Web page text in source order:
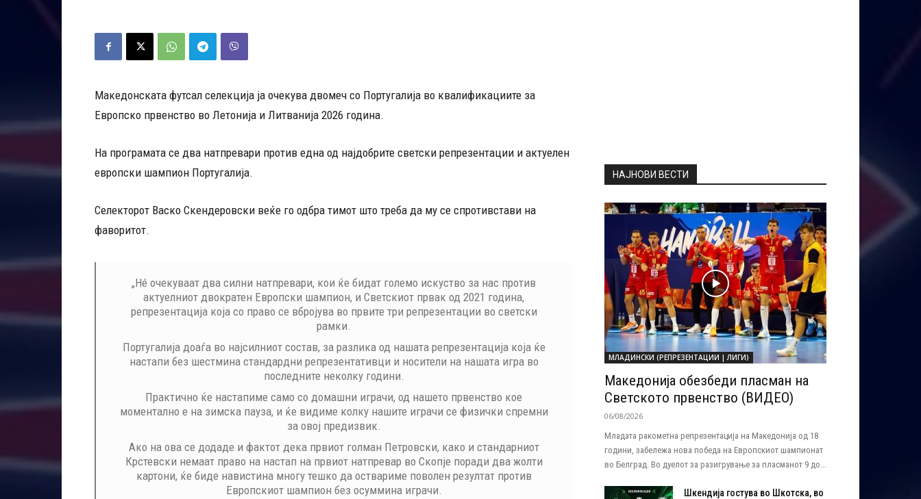
Македонската футсал селекција ја очекува двомеч со Португалија во квалификациите за
Европско првенство во Летонија и Литванија 2026 година.
На програмата се два натпревари против една од најдобрите светски репрезентации и актуелен
европски шампион Португалија.
Селекторот Васко Скендеровски веќе го одбра тимот што треба да му се спротивстави на
фаворитот.
„Нé очекуваат два силни натпревари, кои ќе бидат големо искуство за нас против
актуелниот двократен Европски шампион, и Светскиот првак од 2021 година,
репрезентација која со право се вбројува во првите три репрезентации во светски
рамки.
Португалија доаѓа во најсилниот состав, за разлика од нашата репрезентација која ќе
настапи без шестмина стандардни репрезентативци и носители на нашата игра во
последните неколку години.
Практично ќе настапиме само со домашни играчи, од нашето првенство кое
моментално е на зимска пауза, и ќе видиме колку нашите играчи се физички спремни
за овој предизвик.
Ако на ова се додаде и фактот дека првиот голман Петровски, како и стандарниот
Крстевски немаат право на настап на првиот натпревар во Скопје поради два жолти
картони, ќе биде навистина многу тешко да оствариме поволен резултат против
Европскиот шампион без осуммина играчи.
НАЈНОВИ ВЕСТИ
МЛАДИНСКИ (РЕПРЕЗЕНТАЦИИ | ЛИГИ)
Македонија обезбеди пласман на
Светското првенство (ВИДЕО)
06/08/2026
Младата ракометна репрезентација на Македонија од 18
години, забележа нова победа на Европскиот шампионат
во Белград. Во дуелот за разигрување за пласманот 9 до...
Шкендија гостува во Шкотска, во